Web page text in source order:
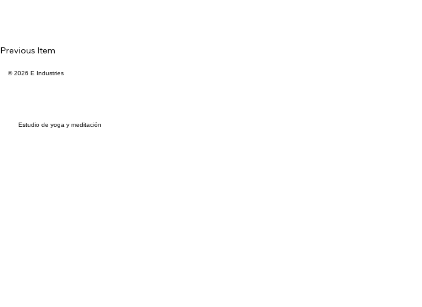
Previous Item
Estudio de yoga y meditación
© 2026 E Industries